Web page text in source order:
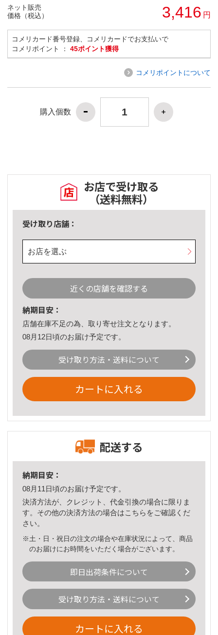
ネット販売
価格（税込）
3,416 円
コメリカード番号登録、コメリカードでお支払いで
コメリポイント ： 45ポイント獲得
コメリポイントについて
購入個数
お店で受け取る
（送料無料）
受け取り店舗：
お店を選ぶ
近くの店舗を確認する
納期目安：
店舗在庫不足の為、取り寄せ注文となります。
08月12日頃のお届け予定です。
受け取り方法・送料について
カートに入れる
配送する
納期目安：
08月11日頃のお届け予定です。
決済方法が、クレジット、代金引換の場合に限りま
す。その他の決済方法の場合はこちら をご確認くだ
さい。
※土・日・祝日の注文の場合や在庫状況によって、商品
のお届けにお時間をいただく場合がございます。
即日出荷条件について
受け取り方法・送料について
カートに入れる